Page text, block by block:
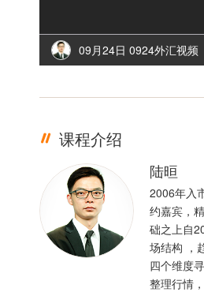
09月24日 0924外汇视频
课程介绍
陆晅
2006年入
约嘉宾，
础之上自
场结构 ，
四个维度
整理行情